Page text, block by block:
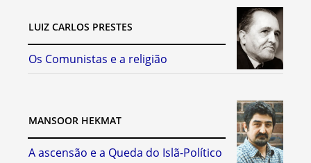
LUIZ CARLOS PRESTES
Os Comunistas e a religião
MANSOOR HEKMAT
A ascensão e a Queda do Islã-Político